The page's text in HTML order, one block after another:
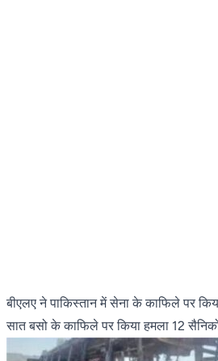
बीएलए ने पाकिस्तान में सेना के काफिले पर
सात बसो के काफिले पर किया हमला 12